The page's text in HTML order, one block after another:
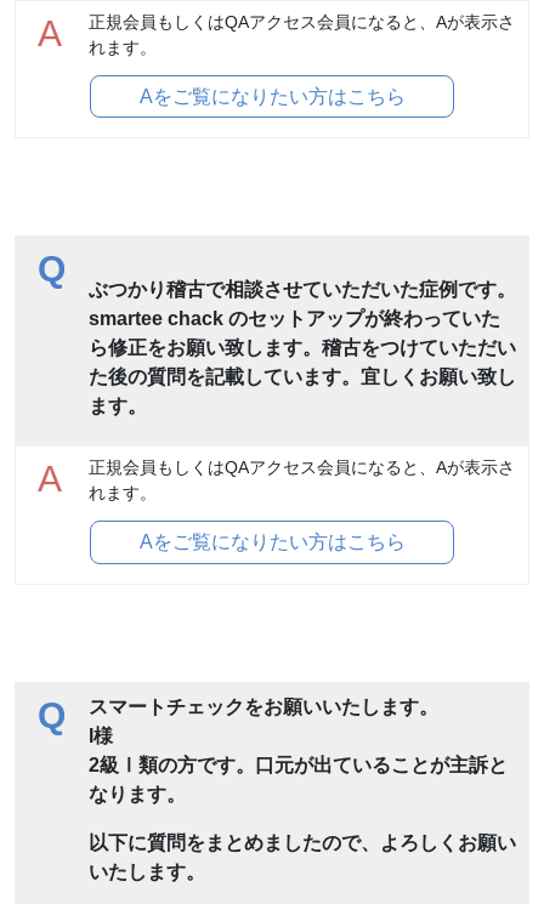
A
正規会員もしくはQAアクセス会員になると、Aが表示さ
れます。
Aをご覧になりたい方はこちら
Q
ぶつかり稽古で相談させていただいた症例です。
smartee chack のセットアップが終わっていた
ら修正をお願い致します。稽古をつけていただい
た後の質問を記載しています。宜しくお願い致し
ます。
A
正規会員もしくはQAアクセス会員になると、Aが表示さ
れます。
Aをご覧になりたい方はこちら
Q
スマートチェックをお願いいたします。
I様
2級Ⅰ類の方です。口元が出ていることが主訴と
なります。
以下に質問をまとめましたので、よろしくお願い
いたします。